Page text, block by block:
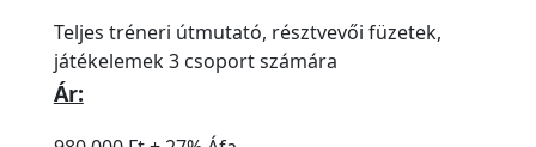
Teljes tréneri útmutató, résztvevői füzetek,
játékelemek 3 csoport számára
Ár: